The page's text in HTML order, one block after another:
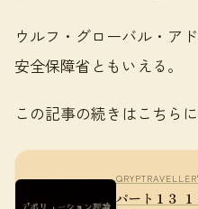
ウルフ・グローバル・ア
安全保障省ともいえる。
この記事の続きはこちらに
パート１３ １５/１７ デボリューション理